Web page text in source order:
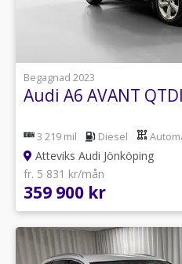
1
Begagnad 2023
Audi A6 AVANT
3 219 mil Diesel
Atteviks Audi Jönköping
fr. 5 831 kr/mån
359 900 kr